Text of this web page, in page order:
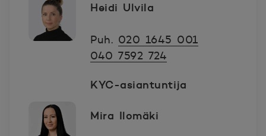
Heidi Ulvila
Puh. 020 1645 001
040 7592 724
KYC-asiantuntija
Mira Ilomäki